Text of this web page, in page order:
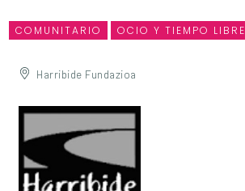
COMUNITARIO OCIO Y TIEMPO LIBRE
Harribide Fundazioa